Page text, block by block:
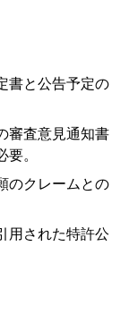
書と公告予定の
審査意見通知書
。
のクレームとの
用された特許公